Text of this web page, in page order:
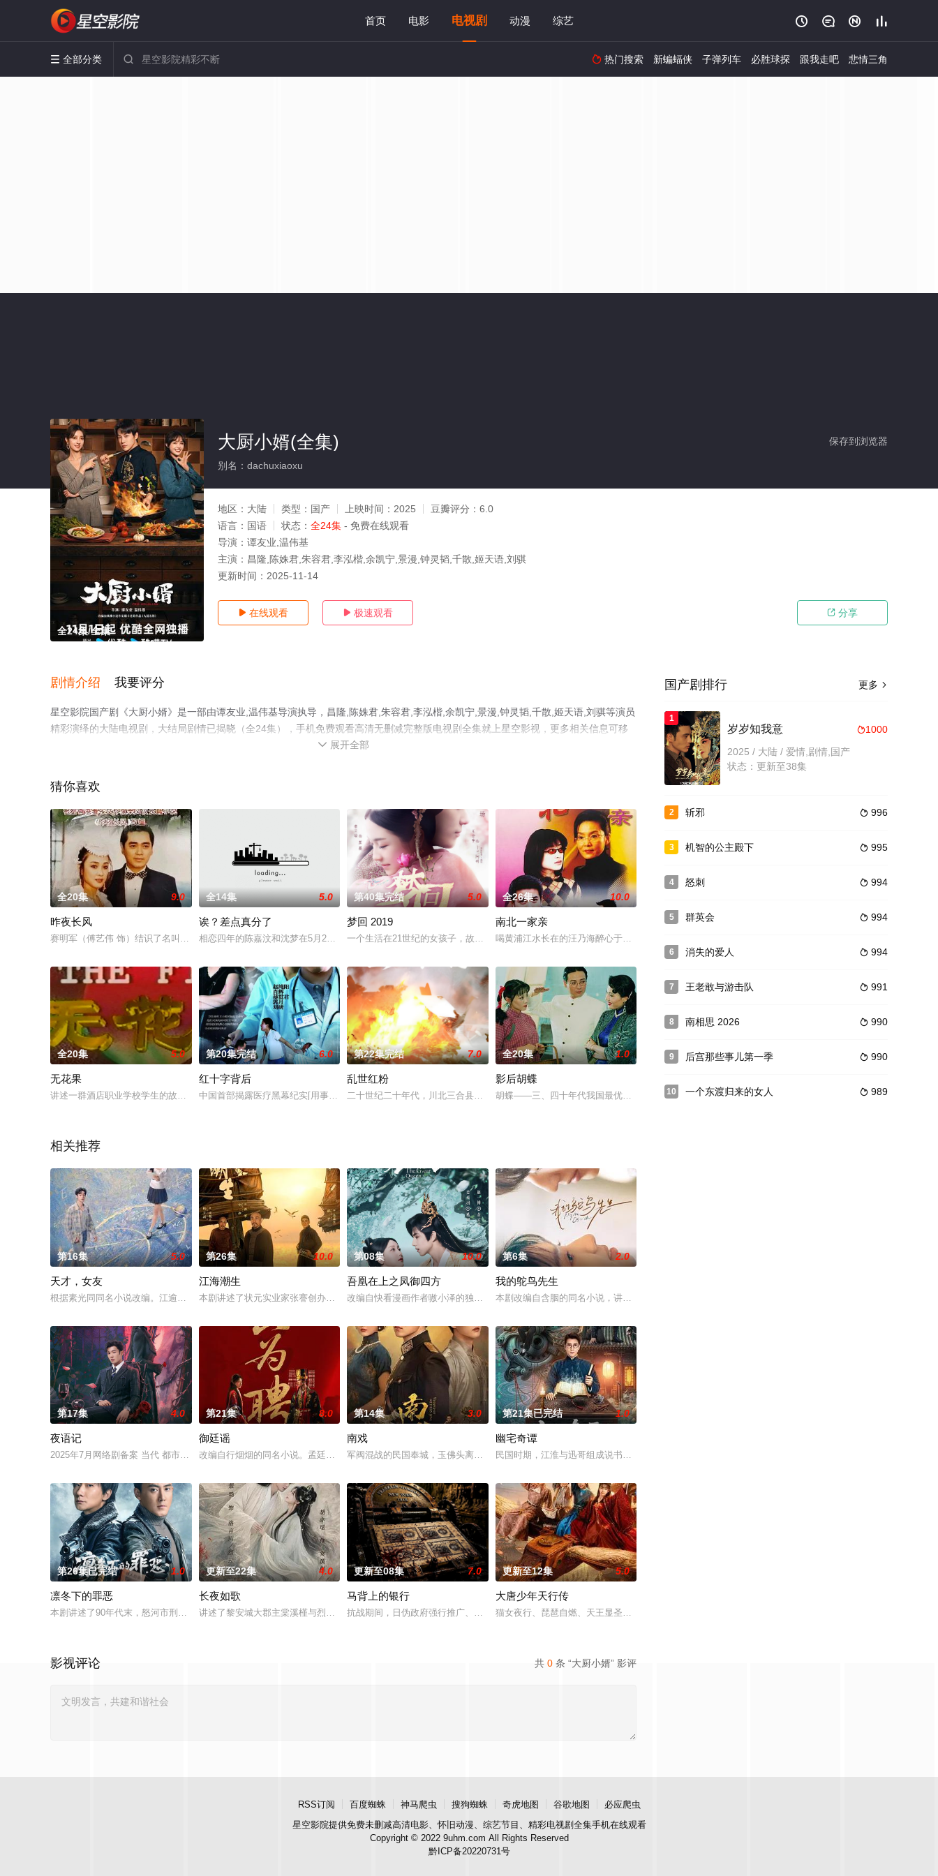
首页 电影 电视剧 动漫 综艺    
 全部分类   热门搜索 新蝙蝠侠 子弹列车 必胜球探 跟我走吧 悲情三角
全24集/全集
保存到浏览器
大厨小婿(全集)
别名：dachuxiaoxu
地区： 大陆 类型： 国产 上映时间： 2025 豆瓣评分： 6.0
语言： 国语 状态： 全24集 - 免费在线观看
导演： 谭友业,温伟基
主演： 昌隆,陈姝君,朱容君,李泓楷,余凯宁,景漫,钟灵韬,千散,姬天语,刘骐
更新时间： 2025-11-14
 在线观看  极速观看  分享
剧情介绍 我要评分
星空影院国产剧《大厨小婿》是一部由谭友业,温伟基导演执导，昌隆,陈姝君,朱容君,李泓楷,余凯宁,景漫,钟灵韬,千散,姬天语,刘骐等演员
精彩演绎的大陆电视剧，大结局剧情已揭晓（全24集），手机免费观看高清无删减完整版电视剧全集就上星空影视，更多相关信息可移
 展开全部
猜你喜欢
全20集 9.0
昨夜长风
赛明军（傅艺伟 饰）结识了名叫左思程（陆剑民 饰）的男人，两人坠入了爱河。然而，当左思程遇见了谢氏集团的千金小姐谢适元后
全14集 5.0
诶？差点真分了
相恋四年的陈嘉汶和沈梦在5月20日分手，醒来时两人陷入时间循环，无限重复的一天。尝试各种方式无果，两人选择在阴差阳错的寻
第40集完结 5.0
梦回 2019
一个生活在21世纪的女孩子，故宫里的一次迷路，竟穿越时空回到了清朝，并身不由己地进入危机四伏的皇宫内院。热情如火的十三阿
全26集 10.0
南北一家亲
喝黄浦江水长在的汪乃海醉心于他的记者生涯，对来上海工作的北京故娘姚虹年的爱情也始终如一。姚虹年对
全20集 5.0
无花果
讲述一群酒店职业学校学生的故事。将她们的喜怒哀乐、人生选择一一道来。班长姚遥是个清丽活泼十分可爱的女孩。季洁则爱幻想、多
第20集完结 6.0
红十字背后
中国首部揭露医疗黑幕纪实[用事实说话]。继《12.1枪杀大案》之后的又一纪实力作，尖锐、真实反映了目前的医疗现状！药贵，
第22集完结 7.0
乱世红粉
二十世纪二十年代，川北三合县舵把子李山虎欲霸占侄儿媳妇罗品仙不成，欲致罗死地。后被县长千金张明珠所搭救，但罗仍未逃出伪县
全20集 1.0
影后胡蝶
胡蝶——三、四十年代我国最优秀的女演员之一，横跨默片和有声片两个时代。她主演了中国第一部有声片《
相关推荐
第16集 5.0
天才，女友
根据素光同同名小说改编。江逾白长大以后，林知夏忽然对他说：“江逾白，我喜欢你，哲学和生物学意义上的喜欢。”那个夜晚，他脸
第26集 10.0
江海潮生
本剧讲述了状元实业家张謇创办大生企业，实业报国的故事。甲午战争后，国家蒙羞，张謇虽高中状元，却渴望寻求强国之路。他毅然弃
第08集 10.0
吾凰在上之凤御四方
改编自快看漫画作者嗷小泽的独家连载漫画《吾凰在上》。现代少女奚圆（姜贞羽 饰）因意外踏入玄机界，继而卷入虎云国内乱的漩涡
第6集 2.0
我的鸵鸟先生
本剧改编自含胭的同名小说，讲述了邻家女孩庞倩（苏晓彤 饰）与童年时因一场意外落下身体残缺的少年顾铭
第17集 4.0
夜语记
2025年7月网络剧备案 当代 都市 海南越酷文化传媒有限公司
第21集 8.0
御廷谣
改编自行烟烟的同名小说。孟廷辉，大平王朝有史以来个以女子进士科三元及第入翰林院的奇女子。十年前的她被他从死人堆里救出来，
第14集 3.0
南戏
军阀混战的民国奉城，玉佛头离奇失窃，戏班主横尸戏台，将冷血少帅许又安与昆曲名伶荣筱楠推向不死不休的对立绝境。而他们不知，
第21集已完结 1.0
幽宅奇谭
民国时期，江淮与迅哥组成说书班子，偶遇“白天人住屋，晚上鬼占房”的阴阳宅，江淮被掳走配“阴婚”。他与女
第26集已完结 1.0
凛冬下的罪恶
本剧讲述了90年代末，怒河市刑侦支队在无普及监控、无DNA鉴定技术的支持下，通过摸排、勘查等传统刑侦手段，接连破获数起重
更新至22集 4.0
长夜如歌
讲述了黎安城大郡主棠溪槿与烈云峥之间曲折动人的情感，以及他们在复杂局势中坚守初心、勇敢面对困难的爱情故事。通过剧中主人公
更新至08集 7.0
马背上的银行
抗战期间，日伪政府强行推广、使用由“中国准备银行”发行的伪钞货币。根据党中央指示，高景波、徐邵梁、孙希光和黄鹰等人开始筹
更新至12集 5.0
大唐少年天行传
猫女夜行、琵琶自燃、天王显圣、少年失踪......长安怪事扎堆？少年神探慕天行携竹马神探社成员横扫诡事，
共 0 条 “大厨小婿” 影评
影视评论
更多 
国产剧排行
1
1000
岁岁知我意
2025 / 大陆 / 爱情,剧情,国产
状态：更新至38集
2  996
斩邪
3  995
机智的公主殿下
4  994
怒刺
5  994
群英会
6  994
消失的爱人
7  991
王老敢与游击队
8  990
南相思 2026
9  990
后宫那些事儿第一季
10  989
一个东渡归来的女人
RSS订阅 百度蜘蛛 神马爬虫 搜狗蜘蛛 奇虎地图 谷歌地图
必应爬虫
星空影院提供免费未删减高清电影、怀旧动漫、综艺节目、精彩电视剧全集手机在线观看
Copyright © 2022 9uhm.com All Rights Reserved
黔ICP备20220731号